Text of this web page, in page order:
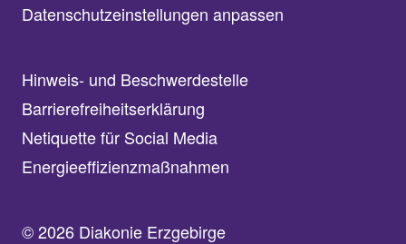
Datenschutzeinstellungen anpassen
Hinweis- und Beschwerdestelle
Barrierefreiheitserklärung
Netiquette für Social Media
Energieeffizienzmaßnahmen
© 2026 Diakonie Erzgebirge